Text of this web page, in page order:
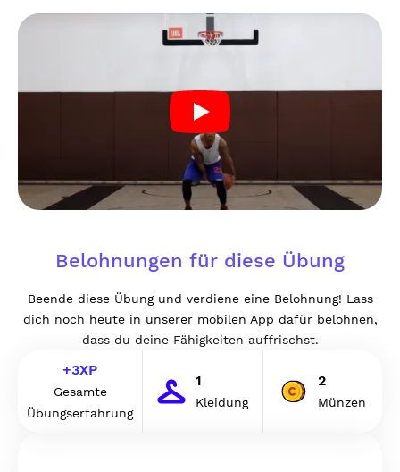
Belohnungen für diese Übung
Beende diese Übung und verdiene eine Belohnung! Lass
dich noch heute in unserer mobilen App dafür belohnen,
dass du deine Fähigkeiten auffrischst.
+3XP
Gesamte
Übungserfahrung
1
Kleidung
2
Münzen